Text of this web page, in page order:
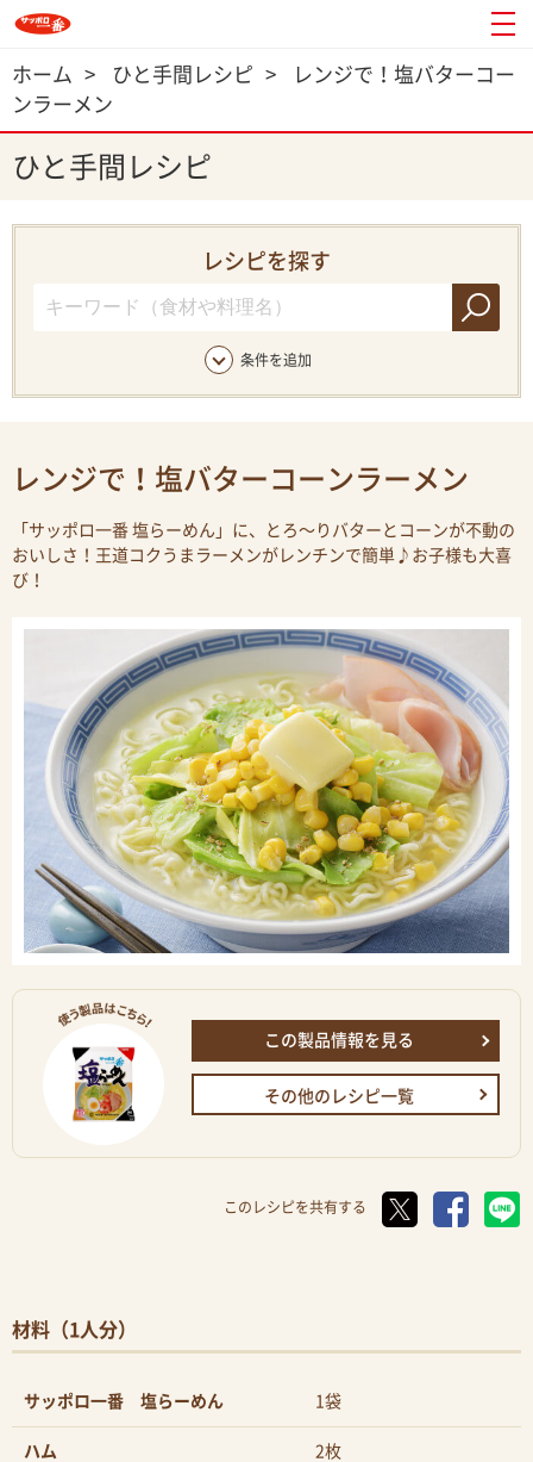
ホーム > ひと手間レシピ >
レンジで！塩バターコー
ンラーメン
ひと手間レシピ
レシピを探す
条件を追加
レンジで！塩バターコーンラーメン
「サッポロ一番 塩らーめん」に、とろ〜りバターとコーンが不動の
おいしさ！王道コクうまラーメンがレンチンで簡単♪お子様も大喜
び！
この製品情報を見る
その他のレシピ一覧
このレシピを共有する
材料（1人分）
サッポロ一番 塩らーめん 1袋
ハム 2枚